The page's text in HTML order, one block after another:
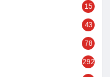
15
43
78
292